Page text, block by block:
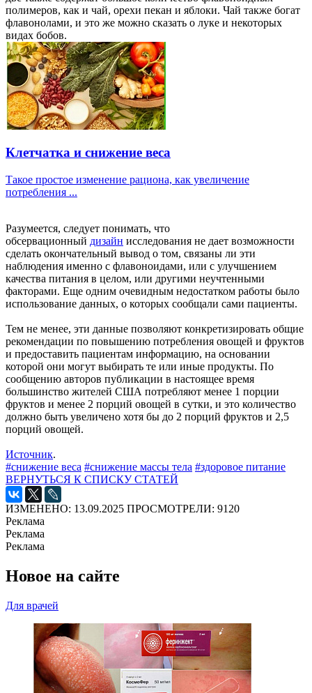
полимеров, как и чай, орехи пекан и яблоки. Чай также богат
флавонолами, и это же можно сказать о луке и некоторых
видах бобов.
Клетчатка и снижение веса
Такое простое изменение рациона, как увеличение
потребления ...
Разумеется, следует понимать, что
обсервационный дизайн исследования не дает возможности
сделать окончательный вывод о том, связаны ли эти
наблюдения именно с флавоноидами, или с улучшением
качества питания в целом, или другими неучтенными
факторами. Еще одним очевидным недостатком работы было
использование данных, о которых сообщали сами пациенты.
Тем не менее, эти данные позволяют конкретизировать общие
рекомендации по повышению потребления овощей и фруктов
и предоставить пациентам информацию, на основании
которой они могут выбирать те или иные продукты. По
сообщению авторов публикации в настоящее время
большинство жителей США потребляют менее 1 порции
фруктов и менее 2 порций овощей в сутки, и это количество
должно быть увеличено хотя бы до 2 порций фруктов и 2,5
порций овощей.
Источник.
#снижение веса #снижение массы тела #здоровое питание
ВЕРНУТЬСЯ К СПИСКУ СТАТЕЙ
ИЗМЕНЕНО: 13.09.2025 ПРОСМОТРЕЛИ: 9120
Реклама
Реклама
Реклама
Новое на сайте
Для врачей